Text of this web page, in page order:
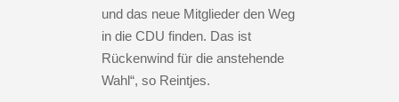
und das neue Mitglieder den Weg
in die CDU finden. Das ist
Rückenwind für die anstehende
Wahl“, so Reintjes.